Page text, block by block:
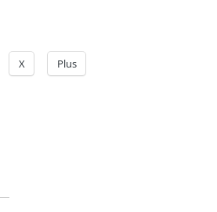
X Plus